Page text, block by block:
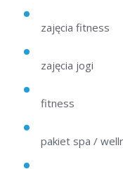
zajęcia fitness
zajęcia jogi
fitness
pakiet spa /